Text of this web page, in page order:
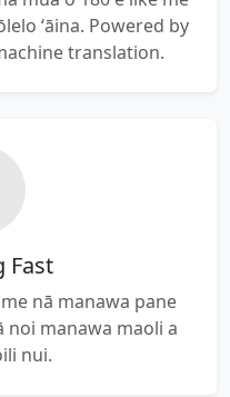
ʻāina. Powered by
translation.
Fast
nā manawa pane
noi manawa maoli a
nui.